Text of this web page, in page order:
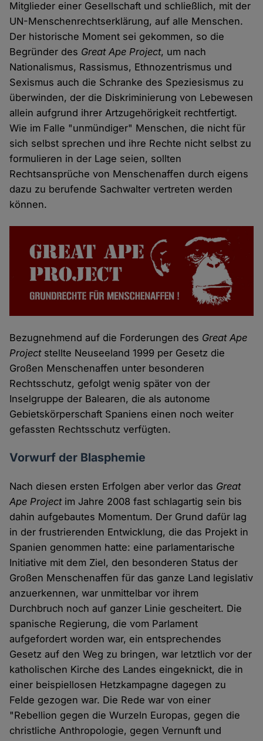
Mitglieder einer Gesellschaft und schließlich, mit der
UN-Menschenrechtserklärung, auf alle Menschen.
Der historische Moment sei gekommen, so die
Begründer des Great Ape Project, um nach
Nationalismus, Rassismus, Ethnozentrismus und
Sexismus auch die Schranke des Speziesismus zu
überwinden, der die Diskriminierung von Lebewesen
allein aufgrund ihrer Artzugehörigkeit rechtfertigt.
Wie im Falle "unmündiger" Menschen, die nicht für
sich selbst sprechen und ihre Rechte nicht selbst zu
formulieren in der Lage seien, sollten
Rechtsansprüche von Menschenaffen durch eigens
dazu zu berufende Sachwalter vertreten werden
können.
Bezugnehmend auf die Forderungen des Great Ape
Projectstellte Neuseeland 1999 per Gesetz die
Großen Menschenaffen unter besonderen
Rechtsschutz, gefolgt wenig später von der
Inselgruppe der Balearen, die als autonome
Gebietskörperschaft Spaniens einen noch weiter
gefassten Rechtsschutz verfügten.
Vorwurf der Blasphemie
Nach diesen ersten Erfolgen aber verlor das Great
Ape Projectim Jahre 2008 fast schlagartig sein bis
dahin aufgebautes Momentum. Der Grund dafür lag
in der frustrierenden Entwicklung, die das Projekt in
Spanien genommen hatte: eine parlamentarische
Initiative mit dem Ziel, den besonderen Status der
Großen Menschenaffen für das ganze Land legislativ
anzuerkennen, war unmittelbar vor ihrem
Durchbruch noch auf ganzer Linie gescheitert. Die
spanische Regierung, die vom Parlament
aufgefordert worden war, ein entsprechendes
Gesetz auf den Weg zu bringen, war letztlich vor der
katholischen Kirche des Landes eingeknickt, die in
einer beispiellosen Hetzkampagne dagegen zu
Felde gezogen war. Die Rede war von einer
"Rebellion gegen die Wurzeln Europas, gegen die
christliche Anthropologie, gegen Vernunft und